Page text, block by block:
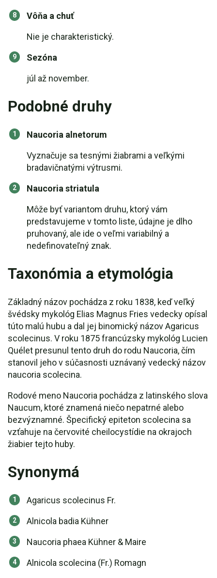
Vôňa a chuť
Nie je charakteristický.
Sezóna
júl až november.
Podobné druhy
Naucoria alnetorum
Vyznačuje sa tesnými žiabrami a veľkými
bradavičnatými výtrusmi.
Naucoria striatula
Môže byť variantom druhu, ktorý vám
predstavujeme v tomto liste, údajne je dlho
pruhovaný, ale ide o veľmi variabilný a
nedefinovateľný znak.
Taxonómia a etymológia
Základný názov pochádza z roku 1838, keď veľký
švédsky mykológ Elias Magnus Fries vedecky opísal
túto malú hubu a dal jej binomický názov Agaricus
scolecinus. V roku 1875 francúzsky mykológ Lucien
Quélet presunul tento druh do rodu Naucoria, čím
stanovil jeho v súčasnosti uznávaný vedecký názov
naucoria scolecina.
Rodové meno Naucoria pochádza z latinského slova
Naucum, ktoré znamená niečo nepatrné alebo
bezvýznamné. Špecifický epiteton scolecina sa
vzťahuje na červovité cheilocystídie na okrajoch
žiabier tejto huby.
Synonymá
Agaricus scolecinus Fr.
Alnicola badia Kühner
Naucoria phaea Kühner & Maire
Alnicola scolecina (Fr.) Romagn